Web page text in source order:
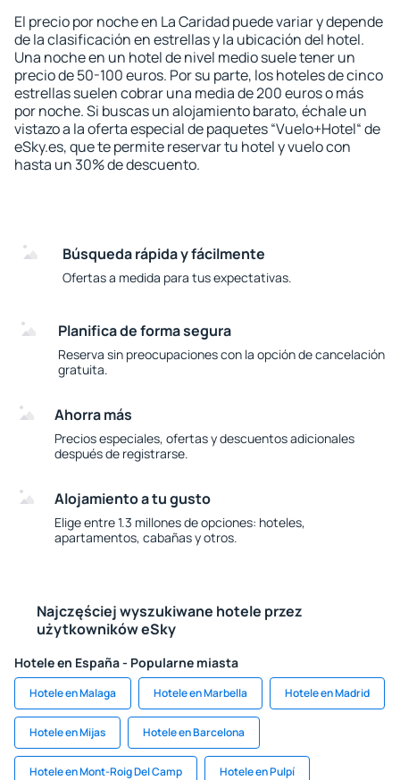
El precio por noche en La Caridad puede variar y depende
de la clasificación en estrellas y la ubicación del hotel.
Una noche en un hotel de nivel medio suele tener un
precio de 50-100 euros. Por su parte, los hoteles de cinco
estrellas suelen cobrar una media de 200 euros o más
por noche. Si buscas un alojamiento barato, échale un
vistazo a la oferta especial de paquetes “Vuelo+Hotel“ de
eSky.es, que te permite reservar tu hotel y vuelo con
hasta un 30% de descuento.
Búsqueda rápida y fácilmente
Ofertas a medida para tus expectativas.
Planifica de forma segura
Reserva sin preocupaciones con la opción de cancelación
gratuita.
Ahorra más
Precios especiales, ofertas y descuentos adicionales
después de registrarse.
Alojamiento a tu gusto
Elige entre 1.3 millones de opciones: hoteles,
apartamentos, cabañas y otros.
Najczęściej wyszukiwane hotele przez
użytkowników eSky
Hotele en España - Popularne miasta
Hotele en Malaga Hotele en Marbella Hotele en Madrid
Hotele en Mijas Hotele en Barcelona
Hotele en Mont-Roig Del Camp Hotele en Pulpí